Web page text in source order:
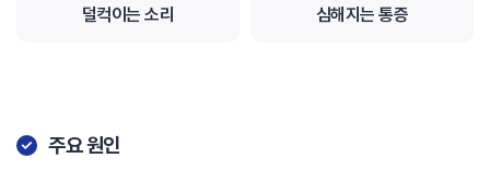
덜컥이는 소리
심해지는 통증
주요 원인